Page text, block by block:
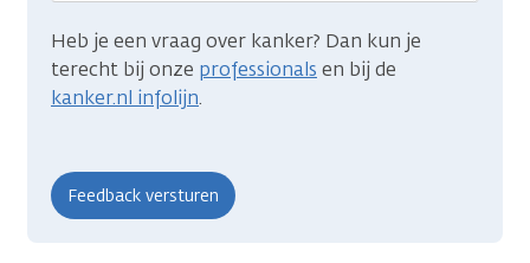
Heb je een vraag over kanker? Dan kun je
terecht bij onze professionals en bij de
kanker.nl infolijn.